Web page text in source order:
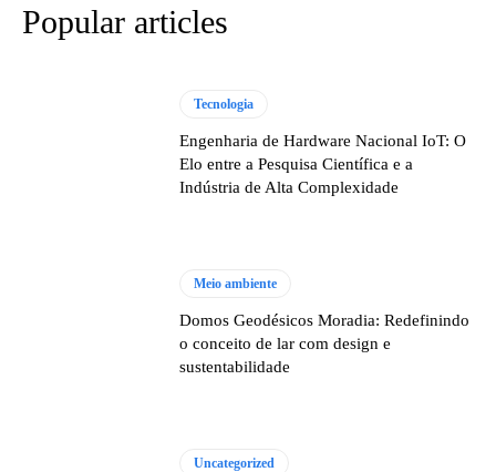
Popular articles
Tecnologia
Engenharia de Hardware Nacional IoT: O
Elo entre a Pesquisa Científica e a
Indústria de Alta Complexidade
Meio ambiente
Domos Geodésicos Moradia: Redefinindo
o conceito de lar com design e
sustentabilidade
Uncategorized